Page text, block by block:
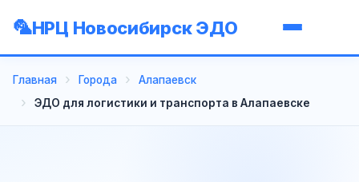
НРЦ Новосибирск ЭДО
Главная Города
Алапаевск
ЭДО для логистики и транспорта в Алапаевске